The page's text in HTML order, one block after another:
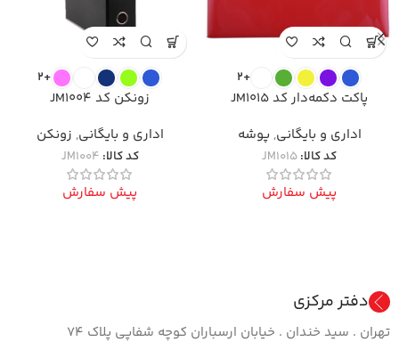
+2
پاکت دکمه‌دار کد JM1015
اداری و بایگانی, پوشه
کد کالا:JM1015
پیش سفارش
+2
زونکن کد JM1004
اداری و بایگانی, زونکن
کد کالا: JM1004
پیش سفارش
دفتر مرکزی
تهران . سید خندان . خیابان ارسباران کوچه شفاپی پلاک ۷۴